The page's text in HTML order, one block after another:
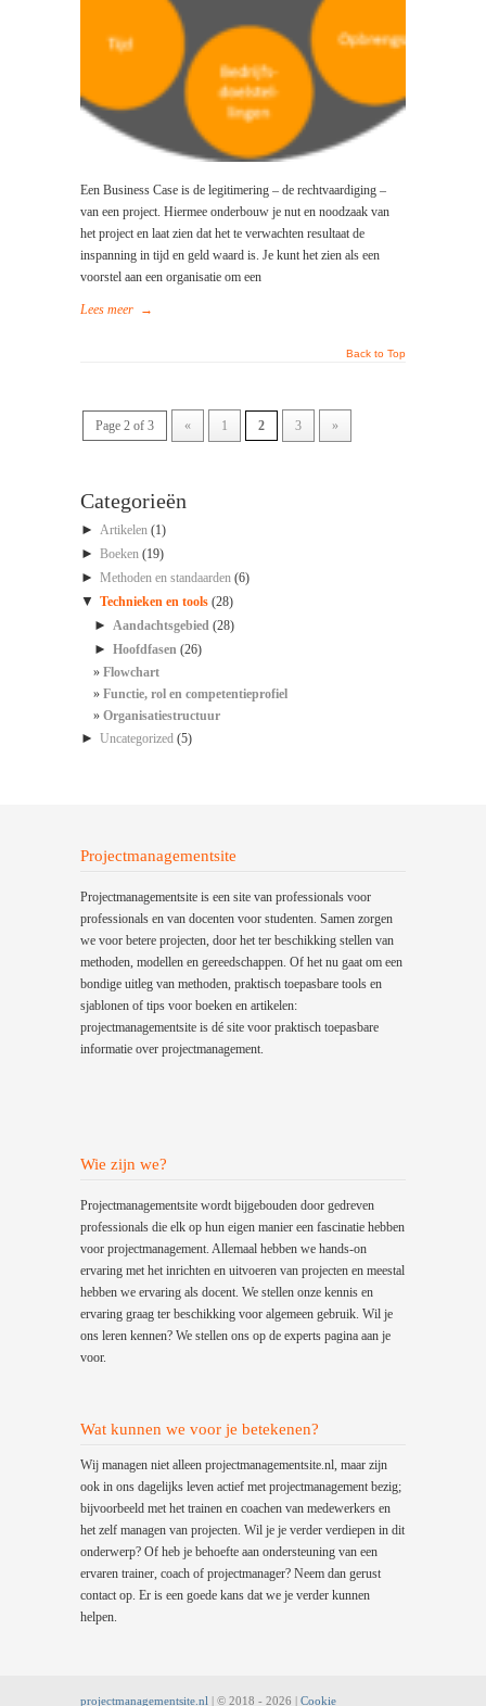
Een Business Case is de legitimering – de rechtvaardiging –
van een project. Hiermee onderbouw je nut en noodzaak van
het project en laat zien dat het te verwachten resultaat de
inspanning in tijd en geld waard is. Je kunt het zien als een
voorstel aan een organisatie om een
Lees meer →
Back to Top
Page 2 of 3 « 1 2 3 »
Categorieën
► Artikelen (1)
► Boeken (19)
► Methoden en standaarden (6)
▼ Technieken en tools (28)
► Aandachtsgebied (28)
► Hoofdfasen (26)
Flowchart
Functie, rol en competentieprofiel
Organisatiestructuur
► Uncategorized (5)
Projectmanagementsite
Projectmanagementsite is een site van professionals voor
professionals en van docenten voor studenten. Samen zorgen
we voor betere projecten, door het ter beschikking stellen van
methoden, modellen en gereedschappen. Of het nu gaat om een
bondige uitleg van methoden, praktisch toepasbare tools en
sjablonen of tips voor boeken en artikelen:
projectmanagementsite is dé site voor praktisch toepasbare
informatie over projectmanagement.
Wie zijn we?
Projectmanagementsite wordt bijgebouden door gedreven
professionals die elk op hun eigen manier een fascinatie hebben
voor projectmanagement. Allemaal hebben we hands-on
ervaring met het inrichten en uitvoeren van projecten en meestal
hebben we ervaring als docent. We stellen onze kennis en
ervaring graag ter beschikking voor algemeen gebruik. Wil je
ons leren kennen? We stellen ons op de experts pagina aan je
voor.
Wat kunnen we voor je betekenen?
Wij managen niet alleen projectmanagementsite.nl, maar zijn
ook in ons dagelijks leven actief met projectmanagement bezig;
bijvoorbeeld met het trainen en coachen van medewerkers en
het zelf managen van projecten. Wil je je verder verdiepen in dit
onderwerp? Of heb je behoefte aan ondersteuning van een
ervaren trainer, coach of projectmanager? Neem dan gerust
contact op. Er is een goede kans dat we je verder kunnen
helpen.
projectmanagementsite.nl | © 2018 - 2026 | Cookie